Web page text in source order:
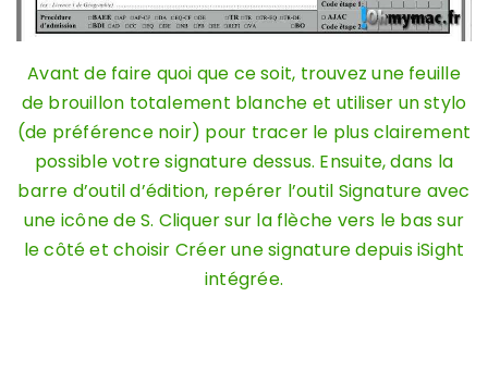
Avant de faire quoi que ce soit, trouvez une feuille
de brouillon totalement blanche et utiliser un stylo
(de préférence noir) pour tracer le plus clairement
possible votre signature dessus. Ensuite, dans la
barre d’outil d’édition, repérer l’outil Signature avec
une icône de S. Cliquer sur la flèche vers le bas sur
le côté et choisir Créer une signature depuis iSight
intégrée.